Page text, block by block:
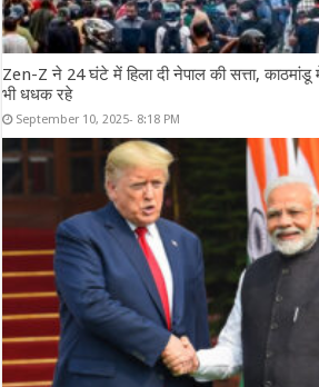
Zen-Z ने 24 घंटे में हिला दी नेपाल की सत्ता, काठमांडू
भी धधक रहे
September 10, 2025- 8:18 PM